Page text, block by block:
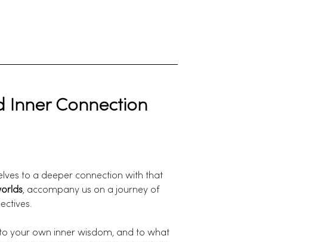
Inner Connection
to a deeper connection with that
, accompany us on a journey of
your own inner wisdom, and to what